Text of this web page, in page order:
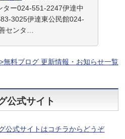
ター024-551-2247伊達中
3025伊達東公民館024-
センタ…
無料ブログ 更新情報・お知らせ一覧
公式サイト
公式サイトはコチラからどうぞ